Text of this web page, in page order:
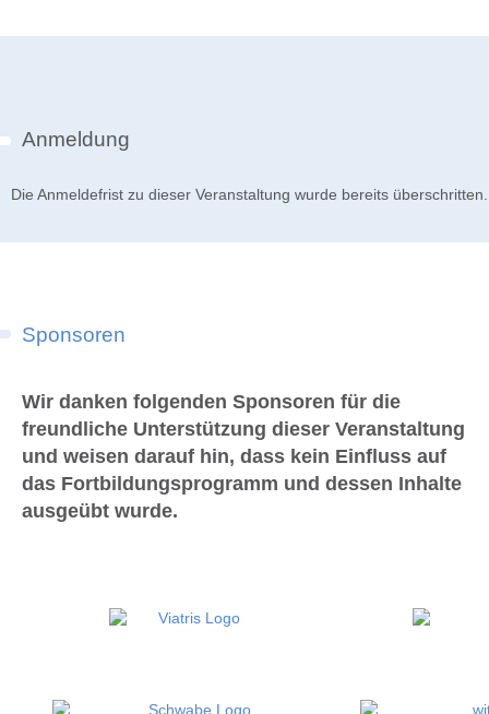
Anmeldung
Die Anmeldefrist zu dieser Veranstaltung wurde bereits überschritten.
Sponsoren
Wir danken folgenden Sponsoren für die
freundliche Unterstützung dieser Veranstaltung
und weisen darauf hin, dass kein Einfluss auf
das Fortbildungsprogramm und dessen Inhalte
ausgeübt wurde.